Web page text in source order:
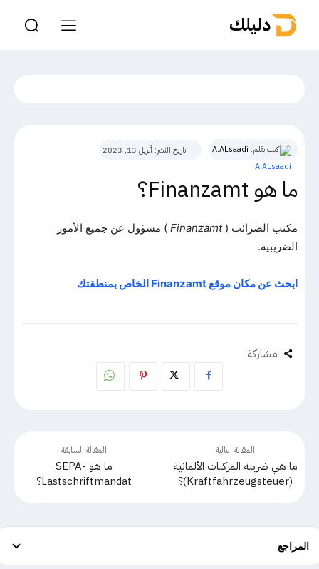
دليلك
كتب بقلم: A.ALsaadi تاريخ النشر: أبريل 13, 2023
ما هو Finanzamt؟
مكتب الضرائب (Finanzamt ) مسؤول عن جميع الأمور
الضريبية.
ابحث عن مكان موقع Finanzamt الخاص بمنطقتك
مشاركة
المقالة السابقة
ما هو SEPA-
Lastschriftmandat؟
المقالة التالية
ما هي ضريبة المركبات الألمانية
(Kraftfahrzeugsteuer)؟
المراجع